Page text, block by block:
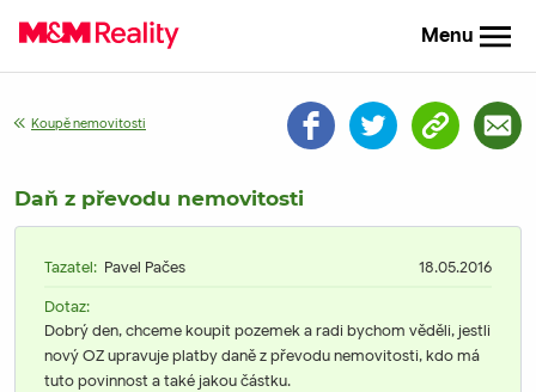
Menu
Koupě nemovitosti
Daň z převodu nemovitosti
Tazatel: Pavel Pačes
18.05.2016
Dotaz:
Dobrý den, chceme koupit pozemek a radi bychom věděli, jestli
nový OZ upravuje platby daně z převodu nemovitosti, kdo má
tuto povinnost a také jakou částku.